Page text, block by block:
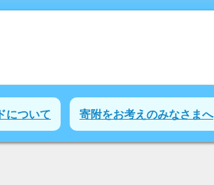
について 寄附をお考えのみなさまへ